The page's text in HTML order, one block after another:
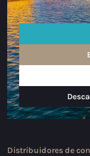
Distribuidores de